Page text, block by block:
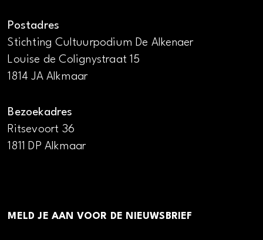
Postadres
Stichting Cultuurpodium De Alkenaer
Louise de Colignystraat 15
1814 JA Alkmaar
Bezoekadres
Ritsevoort 36
1811 DP Alkmaar
MELD JE AAN VOOR DE NIEUWSBRIEF